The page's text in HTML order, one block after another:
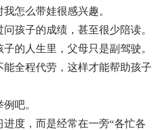
怎么带娃很感兴趣。
孩子的成绩，甚至很少陪读。
的人生里，父母只是副驾驶。
全程代劳，这样才能帮助孩子
吧。
度，而是经常在一旁“各忙各